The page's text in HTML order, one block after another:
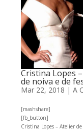
Cristina Lopes
de noiva e de
Mar 22, 2018 | A
[mashshare]
[fb_button]
Cristina Lopes – Atelier